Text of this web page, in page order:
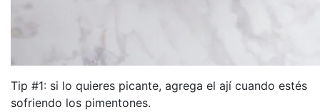
Tip #1: si lo quieres picante, agrega el ají cuando estés
sofriendo los pimentones.